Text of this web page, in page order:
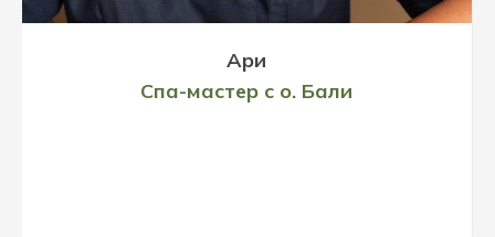
Ари
Спа-мастер с о. Бали